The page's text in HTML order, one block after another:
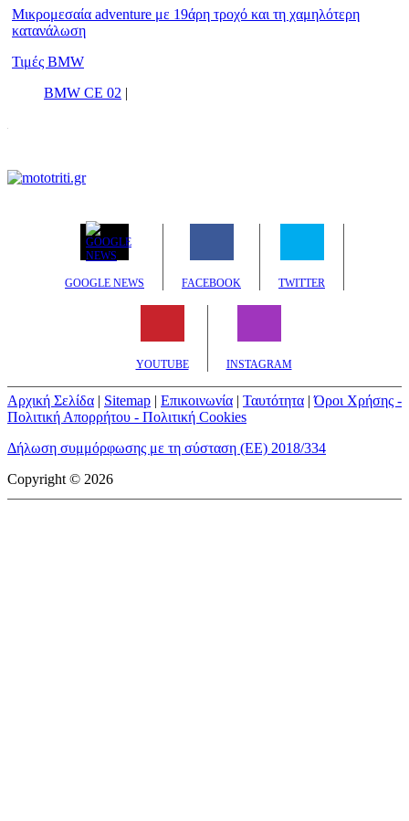
Μικρομεσαία adventure με 19άρη τροχό και τη χαμηλότερη
κατανάλωση
Τιμές BMW
BMW CE 02 |
GOOGLE NEWS FACEBOOK TWITTER
YOUTUBE INSTAGRAM
Αρχική Σελίδα | Sitemap | Επικοινωνία | Ταυτότητα |Όροι Χρήσης -
Πολιτική Απορρήτου - Πολιτική Cookies
Δήλωση συμμόρφωσης με τη σύσταση (ΕΕ) 2018/334
Copyright © 2026